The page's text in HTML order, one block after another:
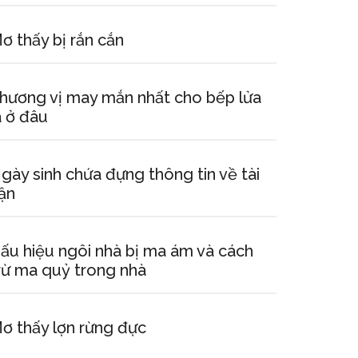
thấy bị rắn cắn
vị may mắn nhất cho bếp lửa
ở đâu
sinh chứa đựng thông tin về tài
hiệu ngôi nhà bị ma ám và cách
ma quỷ trong nhà
thấy lợn rừng đực